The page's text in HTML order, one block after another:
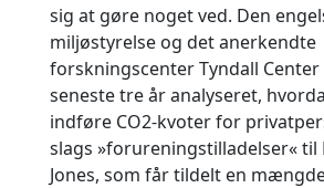
sig at gøre noget ved. Den
miljøstyrelse og det anerkendte
forskningscenter Tyndall
seneste tre år analyseret,
indføre CO2-kvoter for
slags »forureningstilladelser« til
Jones, som får tildelt en